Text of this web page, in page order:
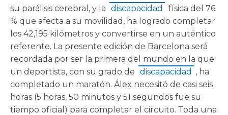
su parálisis cerebral, y la discapacidad
física del 76
% que afecta a su movilidad, ha logrado completar
los 42,195 kilómetros y convertirse en un auténtico
referente. La presente edición de Barcelona será
recordada por ser la primera del mundo en la que
un deportista, con su grado de discapacidad , ha
completado un maratón. Álex necesitó de casi seis
horas (5 horas, 50 minutos y 51 segundos fue su
tiempo oficial) para completar el circuito. Toda una